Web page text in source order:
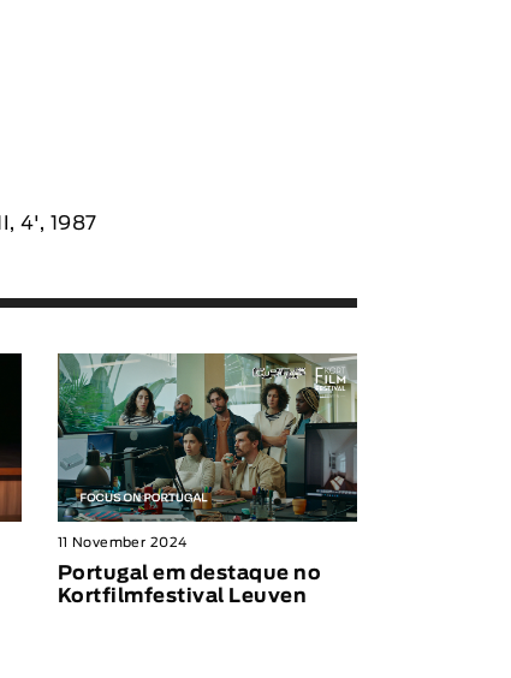
4', 1987
11 November 2024
Portugal em destaque no
Kortfilmfestival Leuven